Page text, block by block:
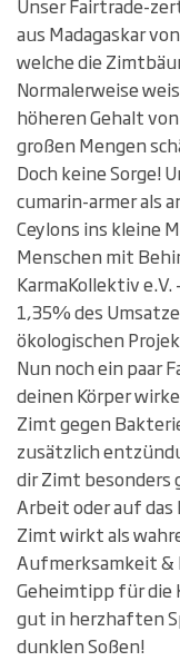
Unser Fairtrade-
aus Madagaskar
welche die
Normalerweise
höheren Gehalt
großen Mengen
Doch keine Sorge!
cumarin-armer als
Ceylons ins kleine
Menschen mit
KarmaKollektiv
1,35% des
ökologischen
Nun noch ein paar
deinen Körper
Zimt gegen
zusätzlich
dir Zimt besonders
Arbeit oder auf
Zimt wirkt als
Aufmerksamkeit
Geheimtipp für die
gut in herzhaften
dunklen Soßen!